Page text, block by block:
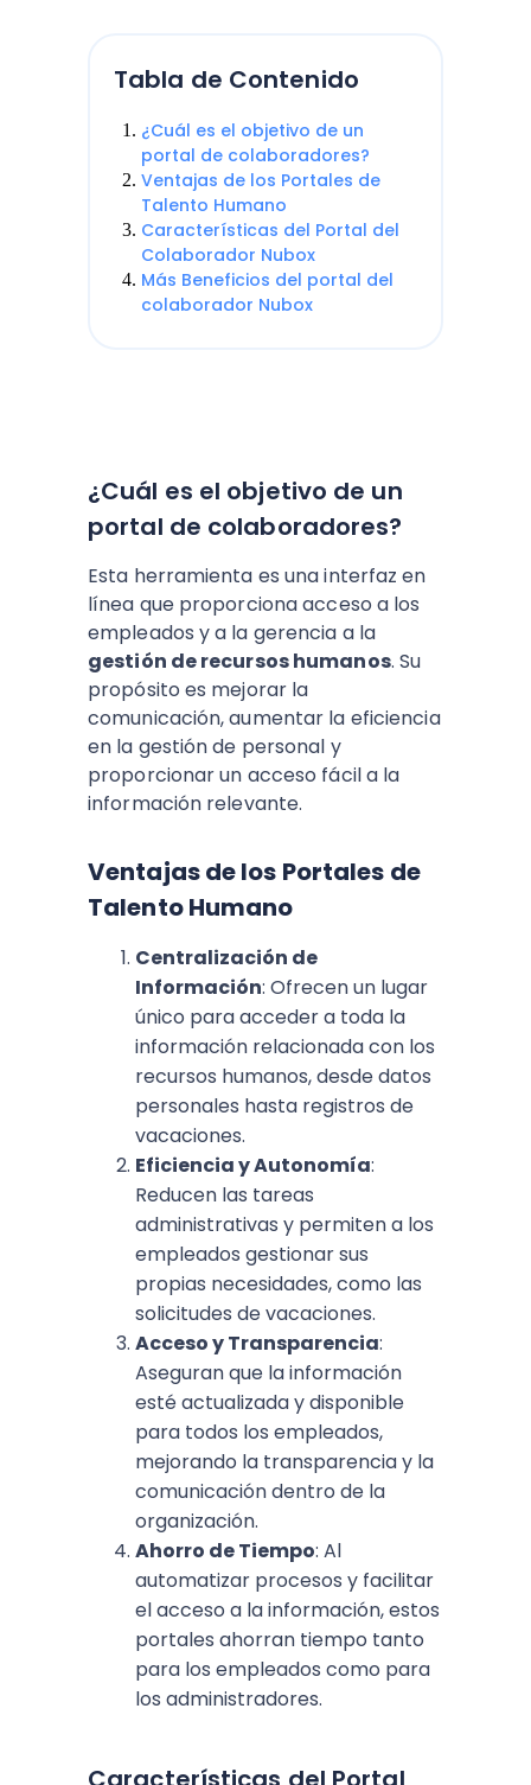
Tabla de Contenido
¿Cuál es el objetivo de un
portal de colaboradores?
Ventajas de los Portales de
Talento Humano
Características del Portal del
Colaborador Nubox
Más Beneficios del portal del
colaborador Nubox
¿Cuál es el objetivo de un
portal de colaboradores?
Esta herramienta es una interfaz en
línea que proporciona acceso a los
empleados y a la gerencia a la
gestión de recursos humanos. Su
propósito es mejorar la
comunicación, aumentar la eficiencia
en la gestión de personal y
proporcionar un acceso fácil a la
información relevante.
Ventajas de los Portales de
Talento Humano
Centralización de
Información: Ofrecen un lugar
único para acceder a toda la
información relacionada con los
recursos humanos, desde datos
personales hasta registros de
vacaciones.
Eficiencia y Autonomía:
Reducen las tareas
administrativas y permiten a los
empleados gestionar sus
propias necesidades, como las
solicitudes de vacaciones.
Acceso y Transparencia:
Aseguran que la información
esté actualizada y disponible
para todos los empleados,
mejorando la transparencia y la
comunicación dentro de la
organización.
Ahorro de Tiempo: Al
automatizar procesos y facilitar
el acceso a la información, estos
portales ahorran tiempo tanto
para los empleados como para
los administradores.